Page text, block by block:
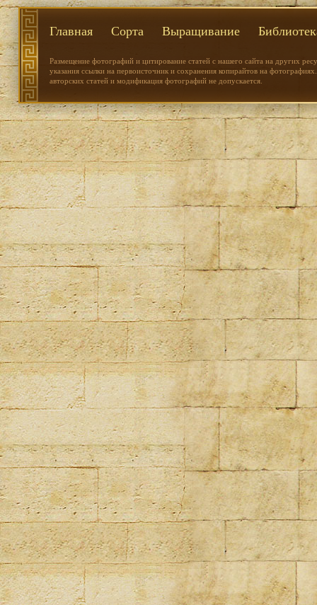
Главная Сорта Выращивание
Размещение фотографий и цитирование статей с нашего сайта на других
указания ссылки на первоисточник и сохранения копирайтов на
авторских статей и модификация фотографий не допускается.